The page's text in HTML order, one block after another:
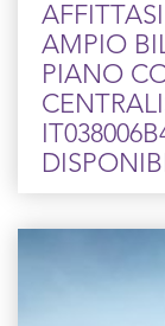
AFFITTASI STAGIONALE GRAZIOSO
AMPIO
PIANO